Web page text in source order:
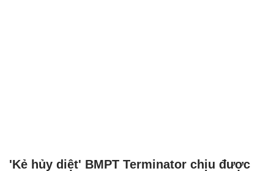
'Kẻ hủy diệt' BMPT Terminator chịu được